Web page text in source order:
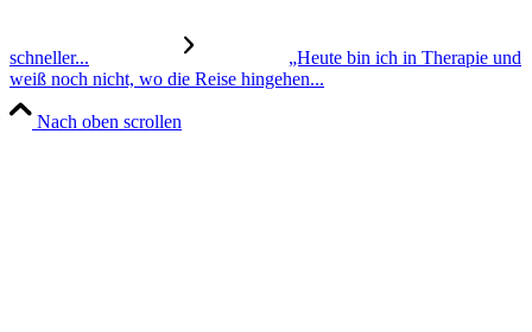
schnel­ler...
„Heu­te bin ich in The­ra­pie und
weiß noch nicht, wo die Rei­se hin­ge­hen...
Nach oben scrollen